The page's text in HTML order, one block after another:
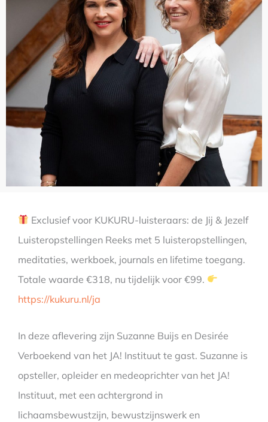
Exclusief voor KUKURU-luisteraars: de Jij & Jezelf
Luisteropstellingen Reeks met 5 luisteropstellingen,
meditaties, werkboek, journals en lifetime toegang.
Totale waarde €318, nu tijdelijk voor €99.
https://kukuru.nl/ja
In deze aflevering zijn Suzanne Buijs en Desirée
Verboekend van het JA! Instituut te gast. Suzanne is
opsteller, opleider en medeoprichter van het JA!
Instituut, met een achtergrond in
lichaamsbewustzijn, bewustzijnswerk en